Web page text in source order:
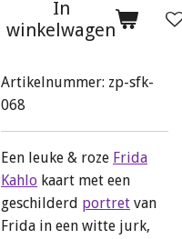
In
winkelwagen
Artikelnummer: zp-sfk-
068
Een leuke & roze Frida
Kahlo kaart met een
geschilderd portret van
Frida in een witte jurk,